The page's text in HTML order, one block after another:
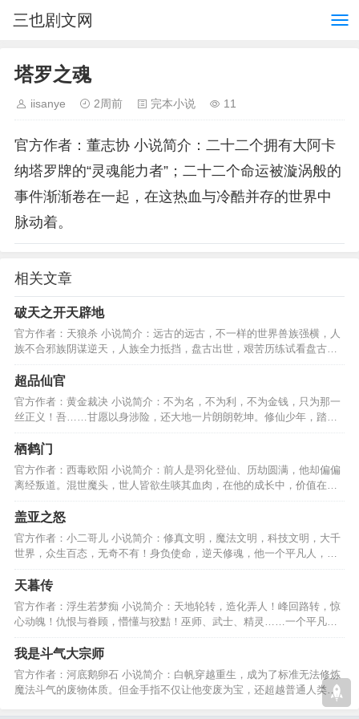
三也剧文网
塔罗之魂
iisanye 2周前 完本小说 11
官方作者：董志协 小说简介：二十二个拥有大阿卡
纳塔罗牌的“灵魂能力者”；二十二个命运被漩涡般的
事件渐渐卷在一起，在这热血与冷酷并存的世界中
脉动着。
相关文章
破天之开天辟地
官方作者：天狼杀 小说简介：远古的远古，不一样的世界兽族强横，人
族不合邪族阴谋逆天，人族全力抵挡，盘古出世，艰苦历练试看盘古如
何走向巅峰，开天辟地…
超品仙官
官方作者：黄金裁决 小说简介：不为名，不为利，不为金钱，只为那一
丝正义！吾……甘愿以身涉险，还大地一片朗朗乾坤。修仙少年，踏上
功名路，誓死不回头！…
栖鹤门
官方作者：西毒欧阳 小说简介：前人是羽化登仙、历劫圆满，他却偏偏
离经叛道。混世魔头，世人皆欲生啖其血肉，在他的成长中，价值在一
步步崩塌，永无善终。…
盖亚之怒
官方作者：小二哥儿 小说简介：修真文明，魔法文明，科技文明，大千
世界，众生百态，无奇不有！身负使命，逆天修魂，他一个平凡人，创
造了一个又一个的奇迹！…
天暮传
官方作者：浮生若梦痴 小说简介：天地轮转，造化弄人！峰回路转，惊
心动魄！仇恨与眷顾，懵懂与狡黠！巫师、武士、精灵……一个平凡少
年将演绎怎样的故事？…
我是斗气大宗师
官方作者：河底鹅卵石 小说简介：白帆穿越重生，成为了标准无法修炼
魔法斗气的废物体质。但金手指不仅让他变废为宝，还超越普通人类的